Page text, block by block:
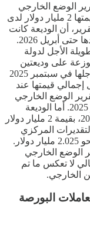
الوضع الخارجي
للاقتصاد المصري، عن تجديد الكويت وديعة قيمتها 2 مليار دولار لدى
أن الوديعة كانت
مستحقة للسداد في أبريل 2025، وقد تم تجديدها حتى أبريل 2026.
الأجل لدولة
دولار، موزعة على وديعتين
رئيسيتين، الأولى بقيمة 2 مليار دولار إستحق أجلها في سبتمبر 2025
دولار، ليصل إجمالي قيمتها عند
يظهر تقرير الوضع الخارجي
موقفها الحالي إذ تغطي بياناته حتى شهر يونيو 2025. أما الوديعة
الثانية، فقد تم تجديد أجلها لتمتد حتى أبريل 2026، بقيمة 2 مليار دولار
دولار وفقا لتقديرات المركزي
المصري، ليصل إجماليها عند الإستحقاق إلى نحو 2.025 مليار دولار.
الوضع الخارجي
2025 فقط، وبالتالي لا تعكس ما تم
الخارجي.
البورصة